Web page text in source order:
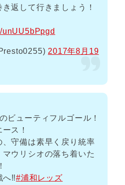
返して行きましょう！
2017年8月19
ビューティフルゴール！
ス！
、守備は素早く戻り統率
ウリシオの落ち着いた
へ‼︎#浦和レッズ